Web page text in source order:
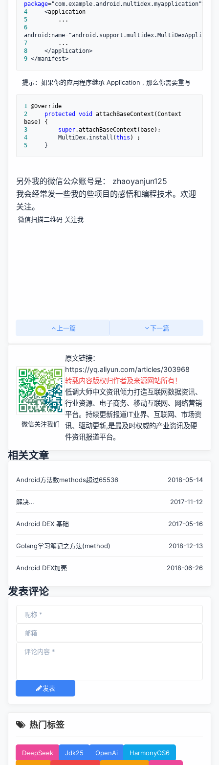
package
4
     <
5
6
7
8
9 </manifest>
提示：如果你的应用程序继承 Application , 那么你需要重写
1
2
protected void
attachBaseContext(Context
3
super
4
         MultiDex.install(
this
5
     }
另外我的微信公众账号是： zhaoyanjun125
我会经常发一些我的些项目的感悟和编程技术。欢迎
关注。
微信扫描二维码 关注我
上一篇 下一篇
微信关注我们
原文链接：
https://yq.aliyun.com/articles/303968
转载内容版权归作者及来源网站所有！
低调大师中文资讯倾力打造互联网数据资讯、
行业资源、电子商务、移动互联网、网络营销
平台。持续更新报道IT业界、互联网、市场资
讯、驱动更新,是最及时权威的产业资讯及硬
件资讯报道平台。
相关文章
Android方法数methods超过65536 2018-05-14
解决
method ID not in [0, 0xf...
2017-11-12
Android DEX 基础 2017-05-16
Golang学习笔记之方法(method) 2018-12-13
Android DEX加壳 2018-06-26
发表评论
发表
热门标签
DeepSeek Jdk25 OpenAi
HarmonyOS6